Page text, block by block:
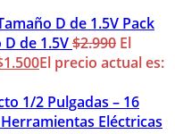
Pack
de 1.5V$2.990 El
1.500El precio actual es: